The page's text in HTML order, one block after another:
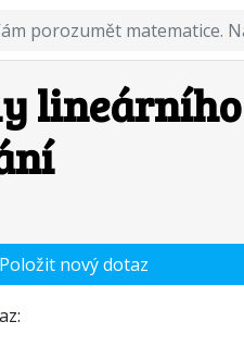
lineárního
Položit nový dotaz